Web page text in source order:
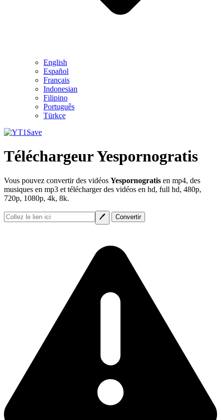
English
Español
Français
Indonesian
Filipino
Português
Türkçe
Téléchargeur Yespornogratis
Vous pouvez convertir des vidéos Yespornogratis en mp4, des
musiques en mp3 et télécharger des vidéos en hd, full hd, 480p,
720p, 1080p, 4k, 8k.